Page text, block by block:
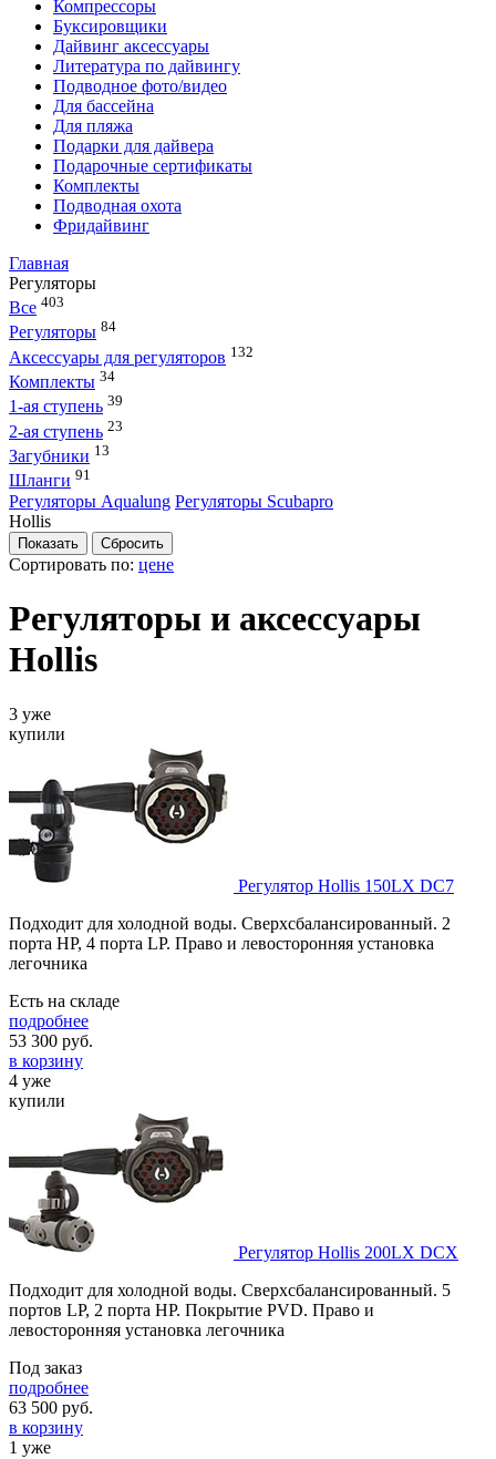
Компрессоры
Буксировщики
Дайвинг аксессуары
Литература по дайвингу
Подводное фото/видео
Для бассейна
Для пляжа
Подарки для дайвера
Подарочные сертификаты
Комплекты
Подводная охота
Фридайвинг
Главная
Регуляторы
Все 403
Регуляторы 84
Аксессуары для регуляторов 132
Комплекты 34
1-ая ступень 39
2-ая ступень 23
Загубники 13
Шланги 91
Регуляторы Aqualung Регуляторы Scubapro
Hollis
Сортировать по: цене
Регуляторы и аксессуары
Hollis
3 уже
купили
Регулятор Hollis 150LX DC7
Подходит для холодной воды. Сверхсбалансированный. 2
порта HP, 4 порта LP. Право и левосторонняя установка
легочника
Есть на складе
подробнее
53 300 руб.
в корзину
4 уже
купили
Регулятор Hollis 200LX DCX
Подходит для холодной воды. Сверхсбалансированный. 5
портов LP, 2 порта HP. Покрытие PVD. Право и
левосторонняя установка легочника
Под заказ
подробнее
63 500 руб.
в корзину
1 уже